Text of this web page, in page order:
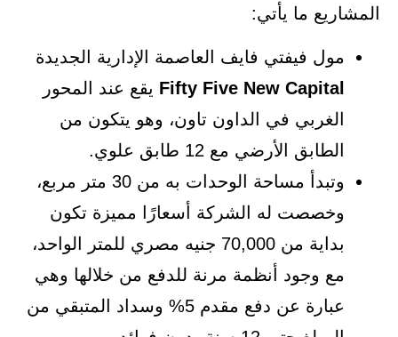
المشاريع ما يأتي:
مول فيفتي فايف العاصمة الإدارية الجديدة
Fifty Five New Capital يقع عند المحور
الغربي في الداون تاون، وهو يتكون من
الطابق الأرضي مع 12 طابق علوي.
وتبدأ مساحة الوحدات به من 30 متر مربع،
وخصصت له الشركة أسعارًا مميزة تكون
بداية من 70,000 جنيه مصري للمتر الواحد،
مع وجود أنظمة مرنة للدفع من خلالها وهي
عبارة عن دفع مقدم 5% وسداد المتبقي من